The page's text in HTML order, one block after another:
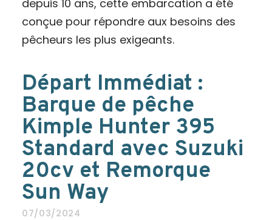
depuis 10 ans, cette embarcation a été
conçue pour répondre aux besoins des
pêcheurs les plus exigeants.
Départ Immédiat :
Barque de pêche
Kimple Hunter 395
Standard avec Suzuki
20cv et Remorque
Sun Way
07/03/2024